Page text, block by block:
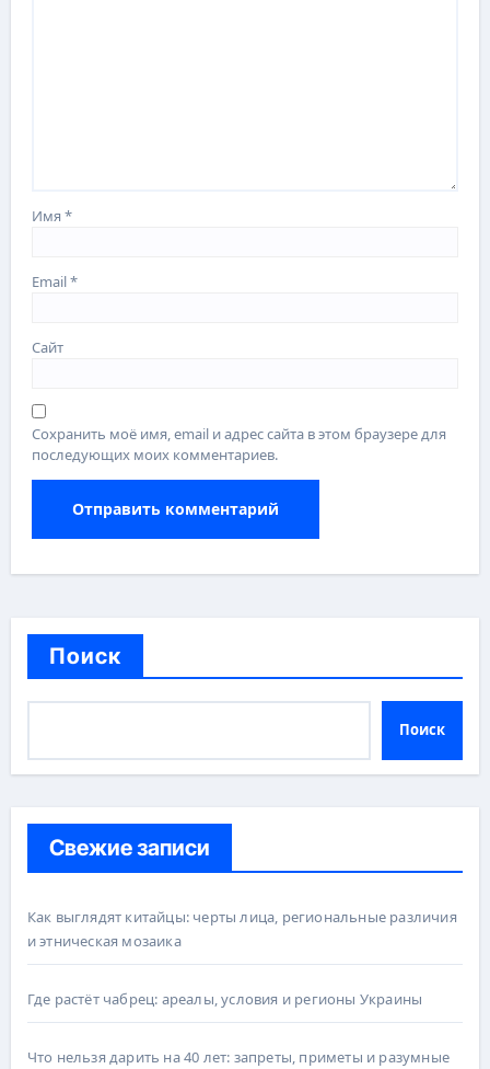
Имя*
Email*
Сайт
Сохранить моё имя, email и адрес сайта в этом браузере для
последующих моих комментариев.
Поиск
Поиск
Свежие записи
Как выглядят китайцы: черты лица, региональные различия
и этническая мозаика
Где растёт чабрец: ареалы, условия и регионы Украины
Что нельзя дарить на 40 лет: запреты, приметы и разумные